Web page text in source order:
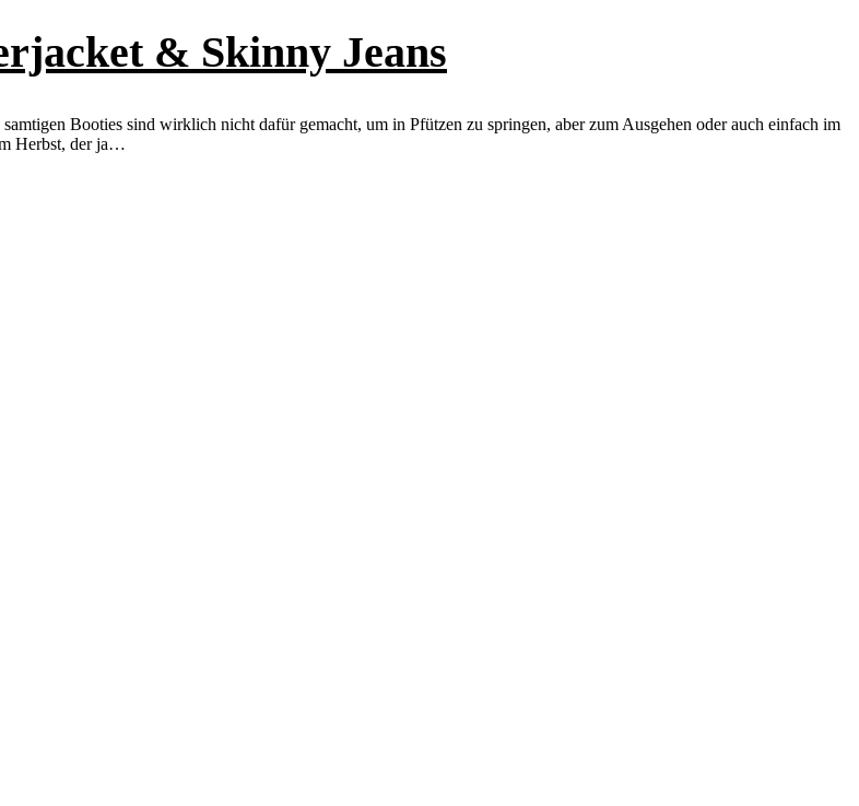
& Skinny Jeans
Booties sind wirklich nicht dafür gemacht, um in Pfützen zu springen, aber zum Ausgehen oder auch einfach im
Herbst, der ja…